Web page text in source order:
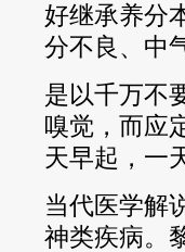
好继承养分
分不良、中
是以千万不
嗅觉，而应
天早起，一
当代医学解
神类疾病。